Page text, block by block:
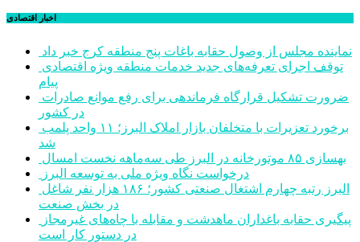
اخبار اقتصادی
نماینده مجلس از وصول حقابه باغات پنج منطقه کرج خبر داد
پیام
در کشور
شد
بهسازی ۸۵ موتورخانه در البرز طی سه‌ماهه نخست امسال
درخواست نگاه ویژه ملی به توسعه البرز
در بخش صنعت
در دستور کار است